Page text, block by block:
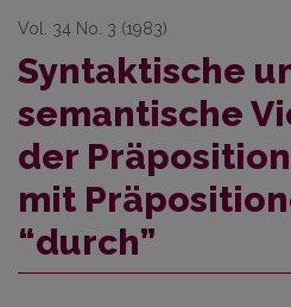
Vol. 34 No. 3 (1983)
Syntaktische
semantische
der
mit
“durch”